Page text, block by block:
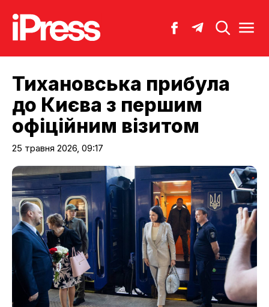
Тихановська прибула
до Києва з першим
офіційним візитом
25 травня 2026, 09:17